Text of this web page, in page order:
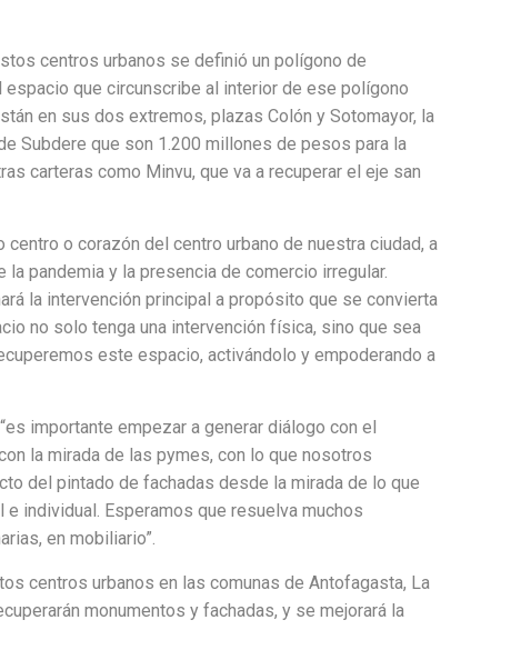
centros urbanos se definió un polígono de
que circunscribe al interior de ese polígono
en sus dos extremos, plazas Colón y Sotomayor, la
Subdere que son 1.200 millones de pesos para la
carteras como Minvu, que va a recuperar el eje san
o corazón del centro urbano de nuestra ciudad, a
pandemia y la presencia de comercio irregular.
la intervención principal a propósito que se convierta
no solo tenga una intervención física, sino que sea
este espacio, activándolo y empoderando a
importante empezar a generar diálogo con el
la mirada de las pymes, con lo que nosotros
del pintado de fachadas desde la mirada de lo que
individual. Esperamos que resuelva muchos
en mobiliario”.
centros urbanos en las comunas de Antofagasta, La
monumentos y fachadas, y se mejorará la